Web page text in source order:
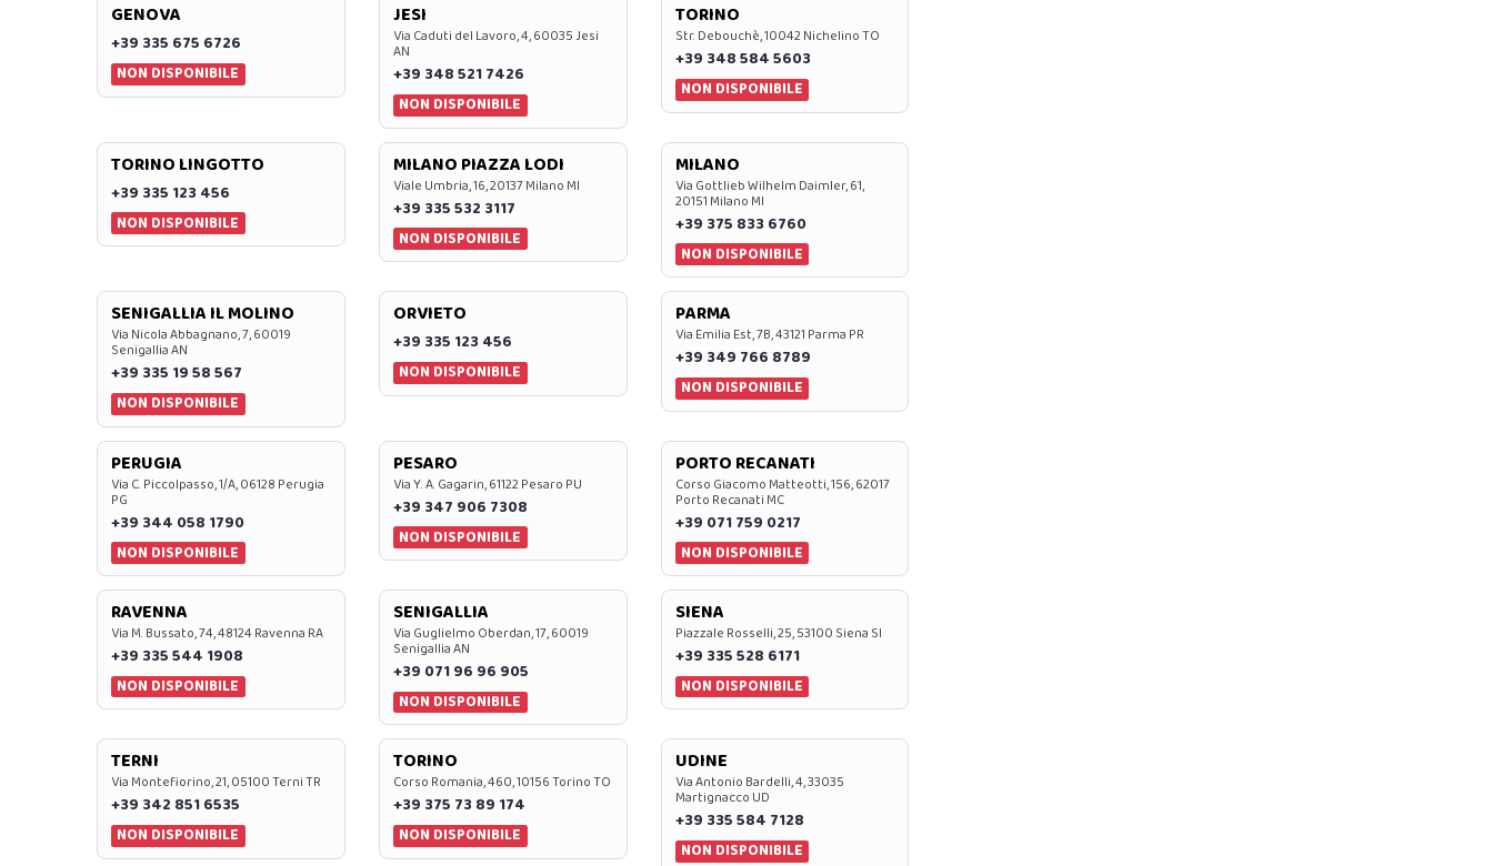
GENOVA
+39 335 675 6726
NON DISPONIBILE
JESI
Via Caduti del Lavoro, 4, 60035 Jesi
AN
+39 348 521 7426
NON DISPONIBILE
TORINO
Str. Debouchè, 10042 Nichelino TO
+39 348 584 5603
NON DISPONIBILE
TORINO LINGOTTO
+39 335 123 456
NON DISPONIBILE
MILANO PIAZZA LODI
Viale Umbria, 16, 20137 Milano MI
+39 335 532 3117
NON DISPONIBILE
MILANO
Via Gottlieb Wilhelm Daimler, 61,
20151 Milano MI
+39 375 833 6760
NON DISPONIBILE
SENIGALLIA IL MOLINO
Via Nicola Abbagnano, 7, 60019
Senigallia AN
+39 335 19 58 567
NON DISPONIBILE
ORVIETO
+39 335 123 456
NON DISPONIBILE
PARMA
Via Emilia Est, 7B, 43121 Parma PR
+39 349 766 8789
NON DISPONIBILE
PERUGIA
Via C. Piccolpasso, 1/A, 06128 Perugia
PG
+39 344 058 1790
NON DISPONIBILE
PESARO
Via Y. A. Gagarin, 61122 Pesaro PU
+39 347 906 7308
NON DISPONIBILE
PORTO RECANATI
Corso Giacomo Matteotti, 156, 62017
Porto Recanati MC
+39 071 759 0217
NON DISPONIBILE
RAVENNA
Via M. Bussato, 74, 48124 Ravenna RA
+39 335 544 1908
NON DISPONIBILE
SENIGALLIA
Via Guglielmo Oberdan, 17, 60019
Senigallia AN
+39 071 96 96 905
NON DISPONIBILE
SIENA
Piazzale Rosselli, 25, 53100 Siena SI
+39 335 528 6171
NON DISPONIBILE
TERNI
Via Montefiorino, 21, 05100 Terni TR
+39 342 851 6535
NON DISPONIBILE
TORINO
Corso Romania, 460, 10156 Torino TO
+39 375 73 89 174
NON DISPONIBILE
UDINE
Via Antonio Bardelli, 4, 33035
Martignacco UD
+39 335 584 7128
NON DISPONIBILE